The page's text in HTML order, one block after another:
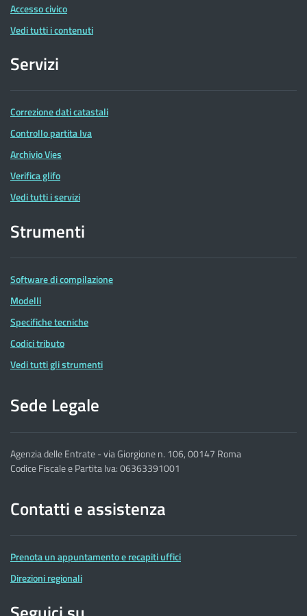
Accesso civico
Vedi tutti i contenuti
Servizi
Correzione dati catastali
Controllo partita Iva
Archivio Vies
Verifica glifo
Vedi tutti i servizi
Strumenti
Software di compilazione
Modelli
Specifiche tecniche
Codici tributo
Vedi tutti gli strumenti
Sede Legale
Agenzia delle Entrate - via Giorgione n. 106, 00147 Roma
Codice Fiscale e Partita Iva: 06363391001
Contatti e assistenza
Prenota un appuntamento e recapiti uffici
Direzioni regionali